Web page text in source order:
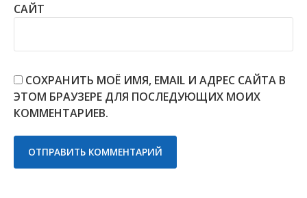
САЙТ
СОХРАНИТЬ МОЁ ИМЯ, EMAIL И АДРЕС САЙТА В
ЭТОМ БРАУЗЕРЕ ДЛЯ ПОСЛЕДУЮЩИХ МОИХ
КОММЕНТАРИЕВ.